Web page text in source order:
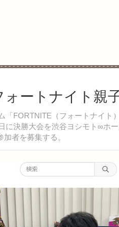
ォートナイト親
FORTNITE（フォートナイト
に決勝大会を渋谷ヨシモト∞ホ
者を募集する。